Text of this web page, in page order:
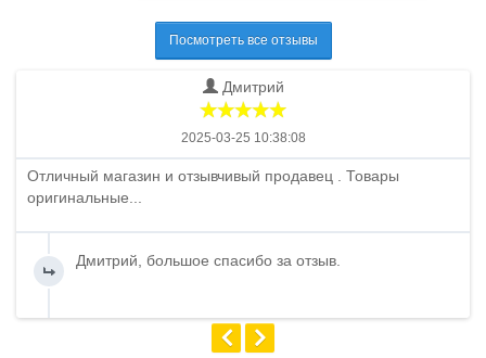
Посмотреть все отзывы
Дмитрий
2025-03-25 10:38:08
Отличный магазин и отзывчивый продавец . Товары
оригинальные...
Дмитрий, большое спасибо за отзыв.